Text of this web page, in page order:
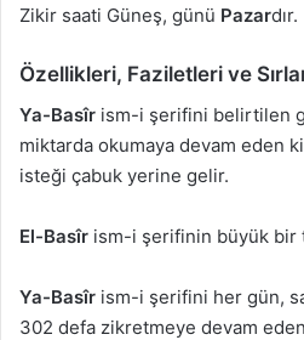
Zikir saati Güneş, günü Pazardır.
Özellikleri, Faziletleri ve
Ya-Basîr ism-i şerifini belirtilen
miktarda okumaya devam eden
isteği çabuk yerine gelir.
El-Basîr ism-i şerifinin büyük bir
Ya-Basîr ism-i şerifini her gün,
302 defa zikretmeye devam